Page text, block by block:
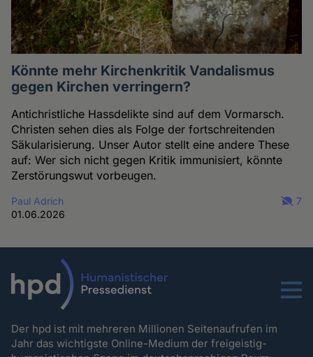
Könnte mehr Kirchenkritik Vandalismus
gegen Kirchen verringern?
Antichristliche Hassdelikte sind auf dem Vormarsch.
Christen sehen dies als Folge der fortschreitenden
Säkularisierung. Unser Autor stellt eine andere These
auf: Wer sich nicht gegen Kritik immunisiert, könnte
Zerstörungswut vorbeugen.
Paul Adrich
01.06.2026
7
Menu
Der hpd ist mit mehreren Millionen Seitenaufrufen im
Jahr das wichtigste Online-Medium der freigeistig-